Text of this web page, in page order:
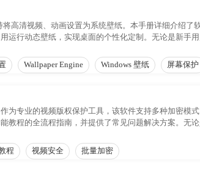
高清视频、动画设置为系统壁纸。本手册详细介绍了
运行动态壁纸，实现桌面的个性化定制。无论是新手
Wallpaper Engine Windows 壁纸 屏幕保护
为专业的视频版权保护工具，该软件支持多种加密模
教程的全流程指南，并提供了常见问题解决方案。无
程 视频安全 批量加密